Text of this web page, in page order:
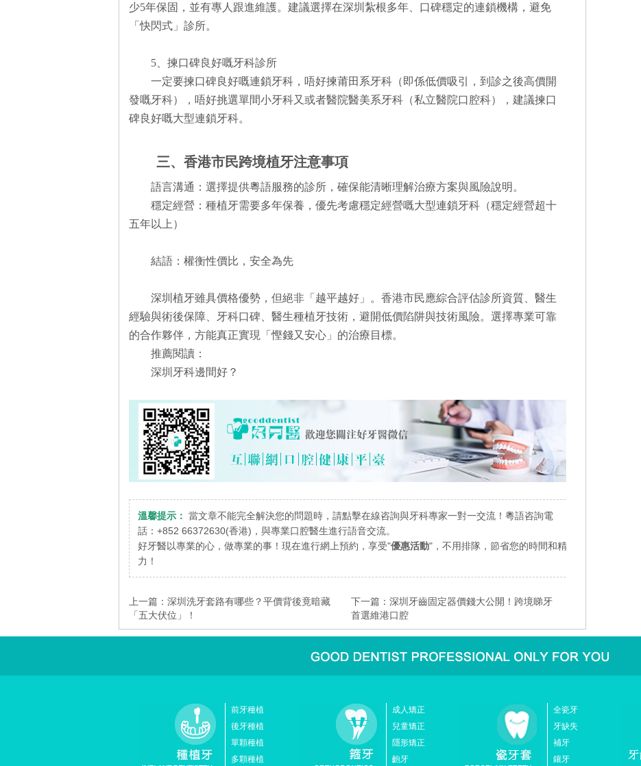
少5年保固，並有專人跟進維護。建議選擇在深圳紮根多年、口碑穩定的連鎖機構，避免
「快閃式」診所。
5、揀口碑良好嘅牙科診所
一定要揀口碑良好嘅連鎖牙科，唔好揀莆田系牙科（即係低價吸引，到診之後高價開
發嘅牙科），唔好挑選單間小牙科又或者醫院醫美系牙科（私立醫院口腔科），建議揀口
碑良好嘅大型連鎖牙科。
三、香港市民跨境植牙注意事項
語言溝通：選擇提供粵語服務的診所，確保能清晰理解治療方案與風險說明。
穩定經營：種植牙需要多年保養，優先考慮穩定經營嘅大型連鎖牙科（穩定經營超十
五年以上）
結語：權衡性價比，安全為先
深圳植牙雖具價格優勢，但絕非「越平越好」。香港市民應綜合評估診所資質、醫生
經驗與術後保障、牙科口碑、醫生種植牙技術，避開低價陷阱與技術風險。選擇專業可靠
的合作夥伴，方能真正實現「慳錢又安心」的治療目標。
推薦閱讀：
深圳牙科邊間好？
溫馨提示： 當文章不能完全解決您的問題時，請點擊在線咨詢與牙科專家一對一交流！粵語咨詢電
話：+852 66372630(香港)，與專業口腔醫生進行語音交流。
好牙醫以專業的心，做專業的事！現在進行網上預約，享受"優惠活動"，不用排隊，節省您的時間和精
力！
上一篇： 深圳洗牙套路有哪些？平價背後竟暗藏
「五大伏位」！
下一篇：深圳牙齒固定器價錢大公開！跨境睇牙
首選維港口腔
前牙種植
後牙種植
單顆種植
多顆種植
成人矯正
兒童矯正
隱形矯正
齙牙
全瓷牙
牙缺失
補牙
鑲牙